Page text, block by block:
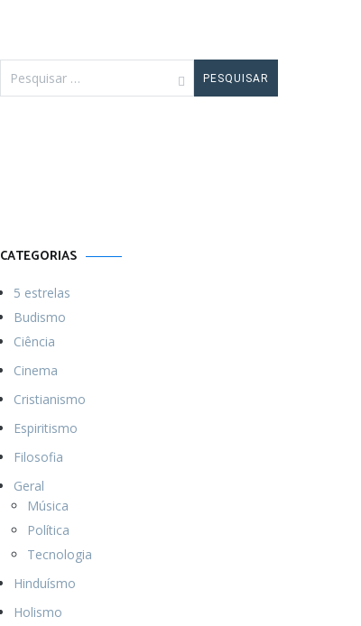
por:
CATEGORIAS
5 estrelas
Budismo
Ciência
Cinema
Cristianismo
Espiritismo
Filosofia
Geral
Música
Política
Tecnologia
Hinduísmo
Holismo